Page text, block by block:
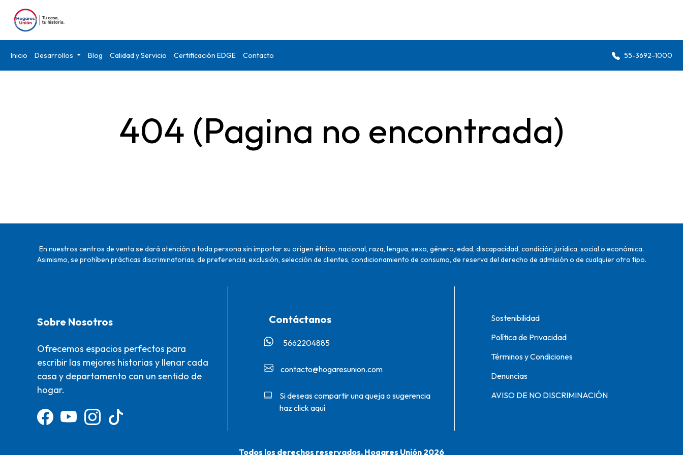
Inicio Desarrollos Blog Calidad y Servicio Certificación EDGE Contacto 55-3692-1000
404 (Pagina no encontrada)
En nuestros centros de venta se dará atención a toda persona sin importar su origen étnico, nacional, raza, lengua, sexo, género, edad, discapacidad, condición jurídica, social o económica.
Asimismo, se prohíben prácticas discriminatorias, de preferencia, exclusión, selección de clientes, condicionamiento de consumo, de reserva del derecho de admisión o de cualquier otro tipo.
Sobre Nosotros
Ofrecemos espacios perfectos para
escribir las mejores historias y llenar cada
casa y departamento con un sentido de
hogar.
Contáctanos
5662204885‬
contacto@hogaresunion.com
Si deseas compartir una queja o sugerencia
haz click aquí
Sostenibilidad
Política de Privacidad
Términos y Condiciones
Denuncias
AVISO DE NO DISCRIMINACIÓN
Todos los derechos reservados. Hogares Unión 2026